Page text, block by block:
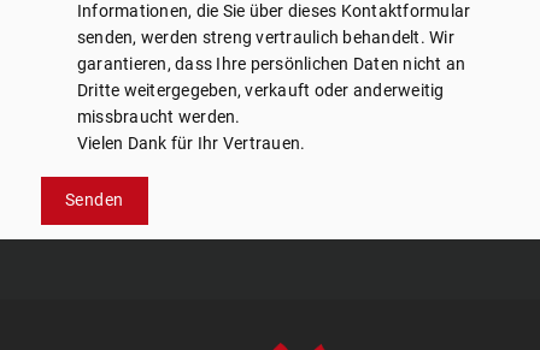
Informationen, die Sie über dieses Kontaktformular
senden, werden streng vertraulich behandelt. Wir
garantieren, dass Ihre persönlichen Daten nicht an
Dritte weitergegeben, verkauft oder anderweitig
missbraucht werden.
Vielen Dank für Ihr Vertrauen.
Senden